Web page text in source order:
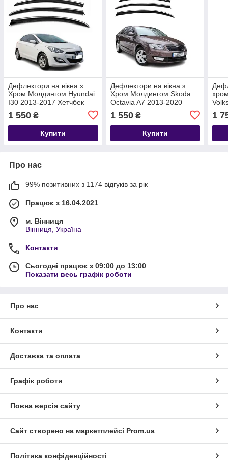
Дефлектори на вікна з
Хром Молдингом Hyundai
I30 2013-2017 Хетчбек
Вітровики на вікна з Хром
Молдингом
1 550 ₴
Купити
Дефлектори на вікна з
Хром Молдингом Skoda
Octavia A7 2013-2020
1 550₴
Купити
1
Про нас
99% позитивних з 1174 відгуків за рік
Працює з 16.04.2021
м. Вінниця
Вінниця, Україна
Контакти
Сьогодні працює з 09:00 до 13:00
Показати весь графік роботи
Про нас
Контакти
Доставка та оплата
Графік роботи
Повна версія сайту
Сайт створено на маркетплейсі Prom.ua
Політика конфіденційності